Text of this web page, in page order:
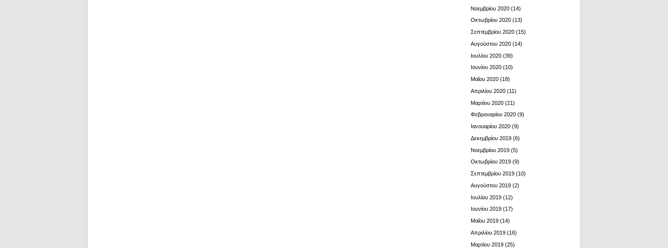
Νοεμβρίου 2020 (14)
Οκτωβρίου 2020 (13)
Σεπτεμβρίου 2020 (15)
Αυγούστου 2020 (14)
Ιουλίου 2020 (39)
Ιουνίου 2020 (10)
Μαΐου 2020 (18)
Απριλίου 2020 (11)
Μαρτίου 2020 (21)
Φεβρουαρίου 2020 (9)
Ιανουαρίου 2020 (9)
Δεκεμβρίου 2019 (6)
Νοεμβρίου 2019 (5)
Οκτωβρίου 2019 (9)
Σεπτεμβρίου 2019 (10)
Αυγούστου 2019 (2)
Ιουλίου 2019 (12)
Ιουνίου 2019 (17)
Μαΐου 2019 (14)
Απριλίου 2019 (16)
Μαρτίου 2019 (25)